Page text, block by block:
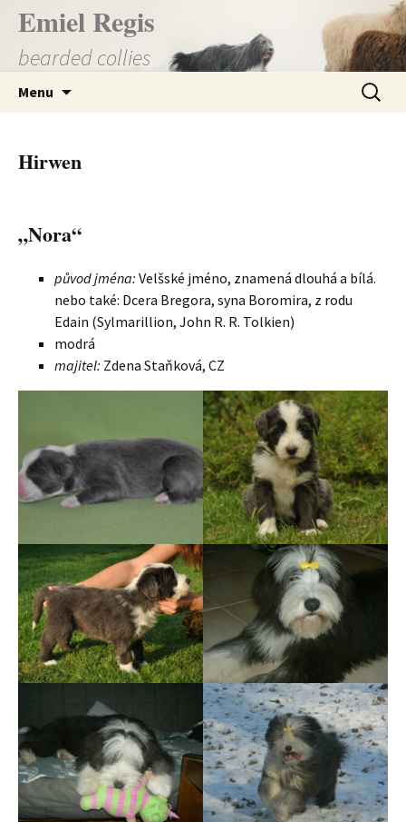
Přejít
obsahu
Emiel Regis
bearded collies
Menu
Hirwen
„Nora“
původ jména: Velšské jméno, znamená dlouhá a bílá.
nebo také: Dcera Bregora, syna Boromira, z rodu
Edain (Sylmarillion, John R. R. Tolkien)
modrá
majitel: Zdena Staňková, CZ